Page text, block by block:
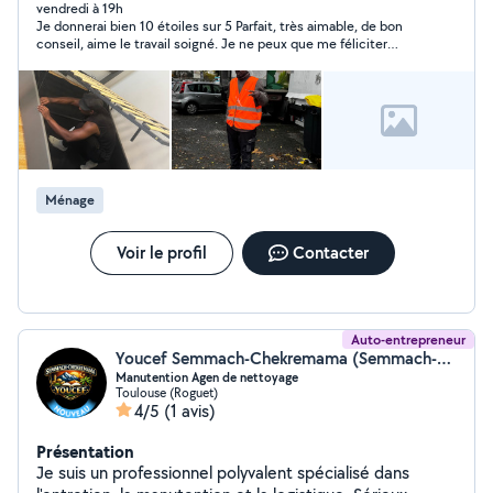
personnes âgées : je suis patient, attentif, discret et je
respecte leur rythme et leurs habitudes. Je propose
des services de ménage, aide au déménagement,
petits travaux de peinture, bricolage simple et
présence/compagnie.
vendredi à 19h
Je donnerai bien 10 étoiles sur 5 Parfait, très aimable, de bon
conseil, aime le travail soigné. Je ne peux que me féliciter
peinture. Concernant les compléments impossible de tous les
cocher Juste parfait ds plusieurs domaines, pour moi il
s’agissait de nettoyer un extérieur.
Ménage
Voir le profil Contacter
Auto-entrepreneur
Youcef Semmach-Chekremama (Semmach-chekremama)
Manutention Agen de nettoyage
Toulouse (Roguet)
4/5 (1 avis)
Présentation
Je suis un professionnel polyvalent spécialisé dans